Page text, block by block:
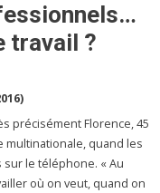
travail ?
précisément Florence, 45
multinationale, quand les
le téléphone. « Au
où on veut, quand on